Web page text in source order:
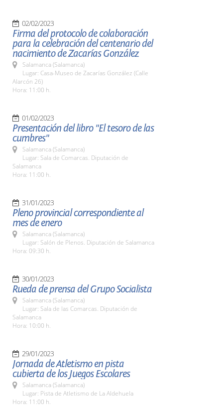
02/02/2023
Firma del protocolo de colaboración
para la celebración del centenario del
nacimiento de Zacarías González
Salamanca (Salamanca)
Lugar: Casa-Museo de Zacarías González (Calle
Alarcón 26)
Hora: 11:00 h.
01/02/2023
Presentación del libro "El tesoro de las
cumbres"
Salamanca (Salamanca)
Lugar: Sala de Comarcas. Diputación de
Salamanca
Hora: 11:00 h.
31/01/2023
Pleno provincial correspondiente al
mes de enero
Salamanca (Salamanca)
Lugar: Salón de Plenos. Diputación de Salamanca
Hora: 09:30 h.
30/01/2023
Rueda de prensa del Grupo Socialista
Salamanca (Salamanca)
Lugar: Sala de las Comarcas. Diputación de
Salamanca
Hora: 10:00 h.
29/01/2023
Jornada de Atletismo en pista
cubierta de los Juegos Escolares
Salamanca (Salamanca)
Lugar: Pista de Atletismo de La Aldehuela
Hora: 11:00 h.